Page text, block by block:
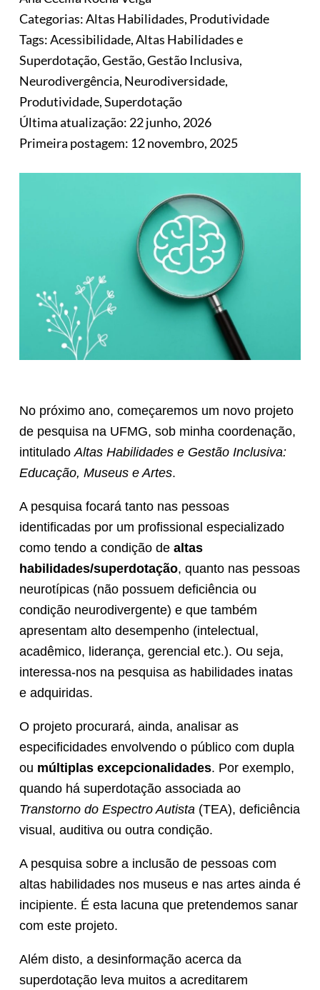
Categorias:Altas Habilidades, Produtividade
Tags:Acessibilidade,Altas Habilidades e
Superdotação,Gestão,Gestão Inclusiva,
Neurodivergência, Neurodiversidade,
Produtividade,Superdotação
Última atualização: 22 junho, 2026
Primeira postagem: 12 novembro, 2025
No próximo ano, começaremos um novo projeto
de pesquisa na UFMG, sob minha coordenação,
intituladoAltas Habilidades e Gestão Inclusiva:
Educação, Museus e Artes.
A pesquisa focará tanto nas pessoas
identificadas por um profissional especializado
como tendo a condição de altas
habilidades/superdotação, quanto nas pessoas
neurotípicas (não possuem deficiência ou
condição neurodivergente) e que também
apresentam alto desempenho (intelectual,
acadêmico, liderança, gerencial etc.). Ou seja,
interessa-nos na pesquisa as habilidades inatas
e adquiridas.
O projeto procurará, ainda, analisar as
especificidades envolvendo o público com dupla
ou múltiplas excepcionalidades. Por exemplo,
quando há superdotação associada ao
Transtorno do Espectro Autista (TEA), deficiência
visual, auditiva ou outra condição.
A pesquisa sobre a inclusão de pessoas com
altas habilidades nos museus e nas artes ainda é
incipiente. É esta lacuna que pretendemos sanar
com este projeto.
Além disto, a desinformação acerca da
superdotação leva muitos a acreditarem